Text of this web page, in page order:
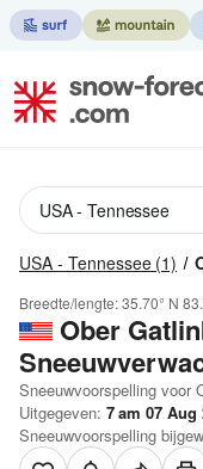
USA - Tennessee (1)
Breedte/lengte:35.70° N
Ober
Sneeuwvoorspelling voor
Uitgegeven: 7 am 07 Aug
Sneeuwvoorspelling